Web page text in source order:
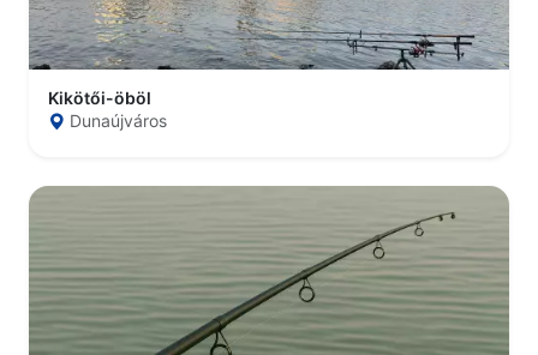
Kikötői-öböl
Dunaújváros